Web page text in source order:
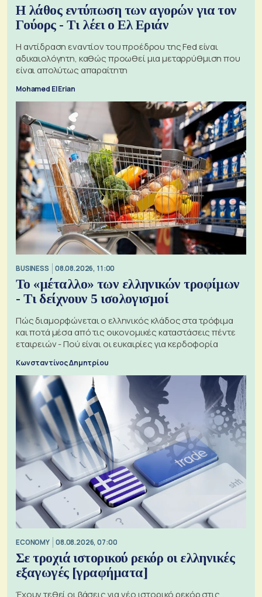
Η λάθος εντύπωση των αγορών για τον
Γούορς - Τι λέει ο Ελ Εριάν
Η αντίδραση εναντίον του προέδρου της Fed είναι
αδικαιολόγητη, καθώς προωθεί μια μεταρρύθμιση που
είναι απολύτως απαραίτητη
Mohamed El Erian
BUSINESS 08.08.2026, 11:00
Το «μέταλλο» των ελληνικών τροφίμων
- Τι δείχνουν 5 ισολογισμοί
Πώς διαμορφώνεται ο ελληνικός κλάδος στα τρόφιμα
και ποτά μέσα από τις οικονομικές καταστάσεις πέντε
εταιρειών - Πού είναι οι ευκαιρίες για κερδοφορία
Κωνσταντίνος Δημητρίου
ECONOMY 08.08.2026, 07:00
Σε τροχιά ιστορικού ρεκόρ οι ελληνικές
εξαγωγές [γραφήματα]
Έχουν τεθεί οι βάσεις για νέο ιστορικό ρεκόρ στις